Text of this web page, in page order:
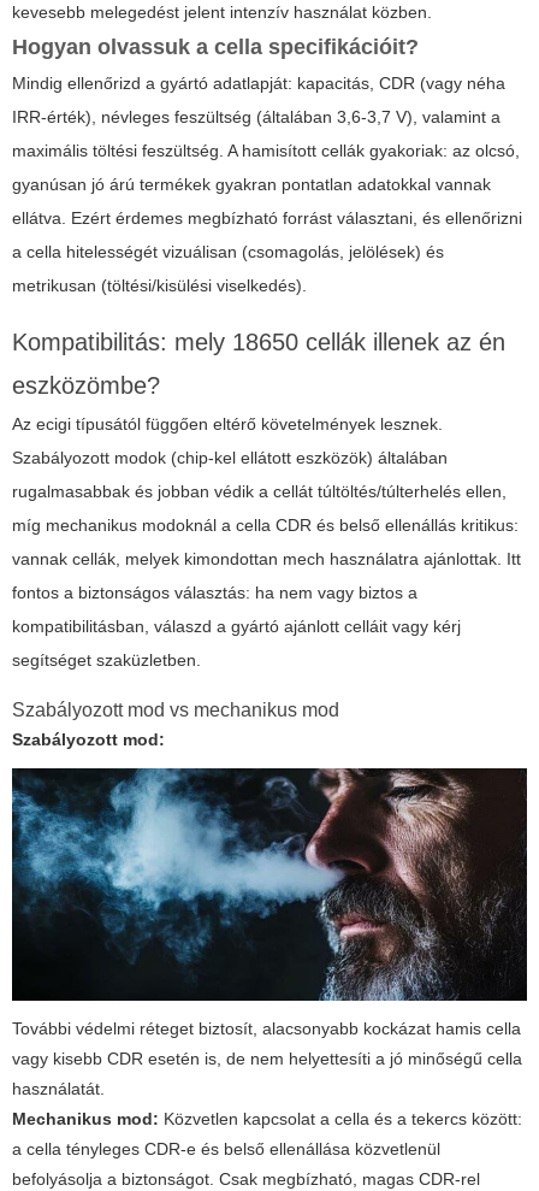
kevesebb melegedést jelent intenzív használat közben.
Hogyan olvassuk a cella specifikációit?
Mindig ellenőrizd a gyártó adatlapját: kapacitás, CDR (vagy néha
IRR-érték), névleges feszültség (általában 3,6-3,7 V), valamint a
maximális töltési feszültség. A hamisított cellák gyakoriak: az olcsó,
gyanúsan jó árú termékek gyakran pontatlan adatokkal vannak
ellátva. Ezért érdemes megbízható forrást választani, és ellenőrizni
a cella hitelességét vizuálisan (csomagolás, jelölések) és
metrikusan (töltési/kisülési viselkedés).
Kompatibilitás: mely 18650 cellák illenek az én
eszközömbe?
Az ecigi típusától függően eltérő követelmények lesznek.
Szabályozott modok (chip-kel ellátott eszközök) általában
rugalmasabbak és jobban védik a cellát túltöltés/túlterhelés ellen,
míg mechanikus modoknál a cella CDR és belső ellenállás kritikus:
vannak cellák, melyek kimondottan mech használatra ajánlottak. Itt
fontos a biztonságos választás: ha nem vagy biztos a
kompatibilitásban, válaszd a gyártó ajánlott celláit vagy kérj
segítséget szaküzletben.
Szabályozott mod vs mechanikus mod
Szabályozott mod:
További védelmi réteget biztosít, alacsonyabb kockázat hamis cella
vagy kisebb CDR esetén is, de nem helyettesíti a jó minőségű cella
használatát.
Mechanikus mod: Közvetlen kapcsolat a cella és a tekercs között:
a cella tényleges CDR-e és belső ellenállása közvetlenül
befolyásolja a biztonságot. Csak megbízható, magas CDR-rel